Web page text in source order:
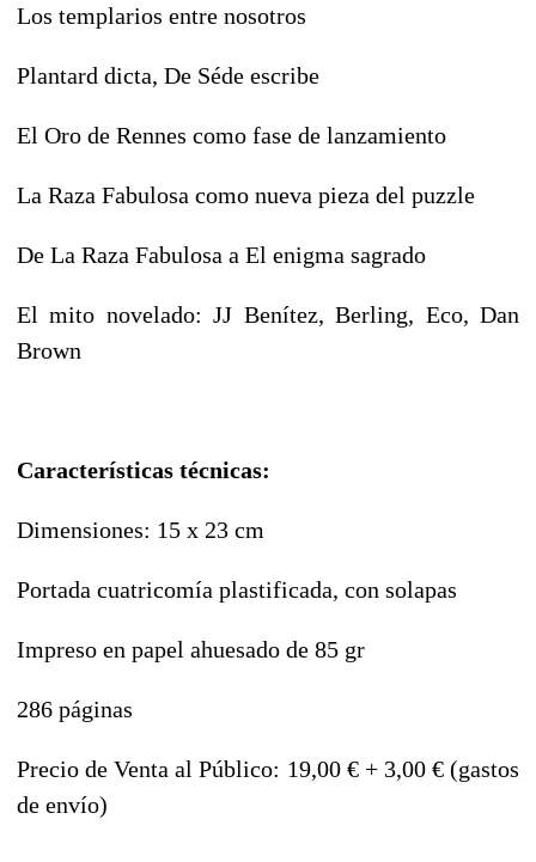
Los templarios entre nosotros
Plantard dicta, De Séde escribe
El Oro de Rennes como fase de lanzamiento
La Raza Fabulosa como nueva pieza del puzzle
De La Raza Fabulosa a El enigma sagrado
El mito novelado: JJ Benítez, Berling, Eco, Dan
Brown
Características técnicas:
Dimensiones: 15 x 23 cm
Portada cuatricomía plastificada, con solapas
Impreso en papel ahuesado de 85 gr
286 páginas
Precio de Venta al Público: 19,00 € + 3,00 € (gastos
de envío)